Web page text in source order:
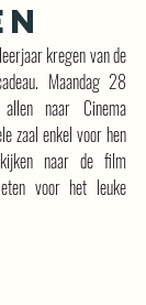
kregen van de
Maandag 28
naar Cinema
zaal enkel voor hen
naar de film
voor het leuke